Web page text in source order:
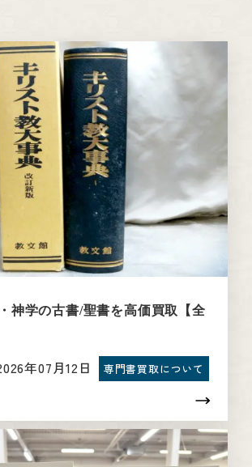
神学の古書/聖書を高価買取【全
年07月12日 専門書買取について